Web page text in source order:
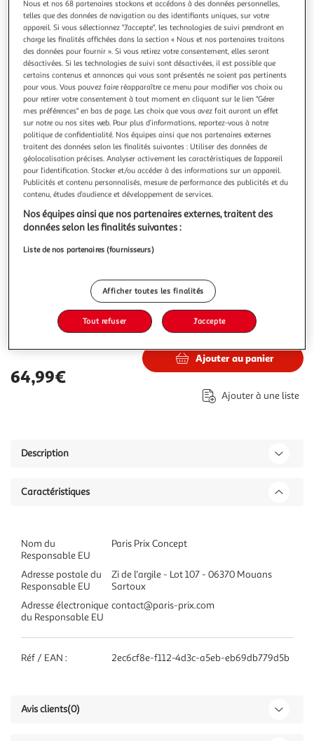
précédente
suivante
PARIS PRIX
Tableau Imprimé Queen of Monkeys
Informations Techniques : Matière : Structure : Bois (Pin)
Revêtement : Toile Intissée Spécificités : Format :
Rectangulaire Tableau imprimée sur toile Impression Full
HD Haute Résolution 360 dpi Garantie une parfaite netteté
et profondeur des couleurs Protection UV pour une
résistance au soleil Ch
En savoir +
Vendu par Paris Prix
Couleur
Multicolore
Taille
40 x 60 cm
Plus d'options
Vendu parParis Prix 64,99€
64,99€
Ajouter au panier
Ajouter à une liste
Description
Caractéristiques
Nom du
Responsable EU
Paris Prix Concept
Adresse postale du
Responsable EU
Zi de l'argile - Lot 107 - 06370 Mouans
Sartoux
Adresse électronique
du Responsable EU
contact@paris-prix.com
Réf / EAN : 2ec6cf8e-f112-4d3c-a5eb-eb69db779d5b
Avis clients(0)
Nous et nos 68 partenaires stockons et accédons à des données personnelles,
telles que des données de navigation ou des identifiants uniques, sur votre
appareil. Si vous sélectionnez "J'accepte", les technologies de suivi prendront en
charge les finalités affichées dans la section « Nous et nos partenaires traitons
des données pour fournir ». Si vous retirez votre consentement, elles seront
désactivées. Si les technologies de suivi sont désactivées, il est possible que
certains contenus et annonces qui vous sont présentés ne soient pas pertinents
pour vous. Vous pouvez faire réapparaître ce menu pour modifier vos choix ou
pour retirer votre consentement à tout moment en cliquant sur le lien "Gérer
mes préférences" en bas de page. Les choix que vous avez fait auront un effet
sur notre ou nos sites web. Pour plus d’informations, reportez-vous à notre
politique de confidentialité. Nos équipes ainsi que nos partenaires externes
traitent des données selon les finalités suivantes : Utiliser des données de
géolocalisation précises. Analyser activement les caractéristiques de l’appareil
pour l’identification. Stocker et/ou accéder à des informations sur un appareil.
Publicités et contenu personnalisés, mesure de performance des publicités et du
contenu, études d’audience et développement de services.
Nos équipes ainsi que nos partenaires externes, traitent des
données selon les finalités suivantes :
Liste de nos partenaires (fournisseurs)
Afficher toutes les finalités
Tout refuser J'accepte